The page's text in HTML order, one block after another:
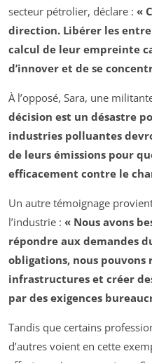
secteur pétrolier, déclare : «
direction. Libérer les
calcul de leur empreinte
d’innover et de se
À l’opposé, Sara, une
décision est un désastre
industries polluantes
de leurs émissions pour
efficacement contre le
Un autre témoignage
l’industrie : « Nous avons
répondre aux demandes
obligations, nous pouvons
infrastructures et créer
par des exigences
Tandis que certains
d’autres voient en cette